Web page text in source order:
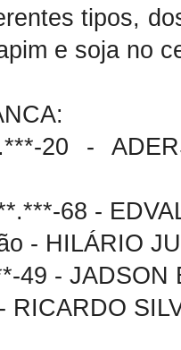
tipos,
e soja no
20 -
68 -
- HILÁRIO
49 - JADSON
RICARDO